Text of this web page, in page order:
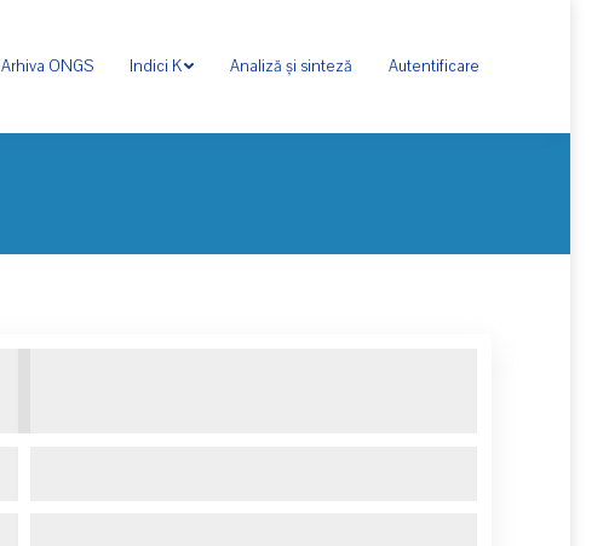
Arhiva ONGS Indici K Analiză și sinteză Autentificare